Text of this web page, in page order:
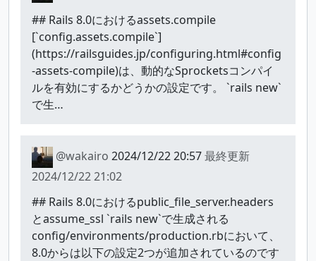
## Rails 8.0におけるassets.compile
[`config.assets.compile`]
(https://railsguides.jp/configuring.html#config
-assets-compile)は、動的なSprocketsコンパイ
ルを有効にするかどうかの設定です。 `rails new`
で生…
@wakairo 2024/12/22 20:57最終更新
2024/12/22 21:02
## Rails 8.0におけるpublic_file_server.headers
とassume_ssl `rails new`で生成される
config/environments/production.rbにおいて、
8.0からは以下の設定2つが追加されているのです